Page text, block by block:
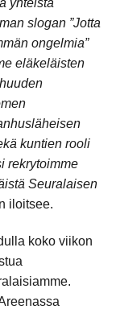
yhteistä
slogan ”Jotta
ongelmia”
eläkeläisten
kuntien rooli
rekrytoimme
Seuralaisen
iloitsee.
koko viikon